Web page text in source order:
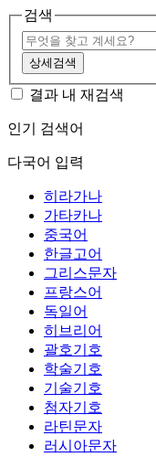
검색
상세검색
결과 내 재검색
인기 검색어
다국어 입력
히라가나
가타카나
중국어
한글고어
그리스문자
프랑스어
독일어
히브리어
괄호기호
학술기호
기술기호
첨자기호
라틴문자
러시아문자